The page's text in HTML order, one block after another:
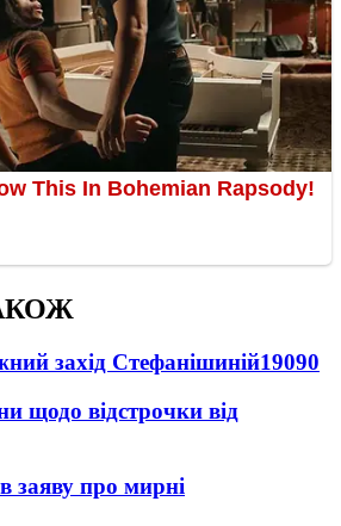
захід Стефанішиній19090
щодо відстрочки від
заяву про мирні